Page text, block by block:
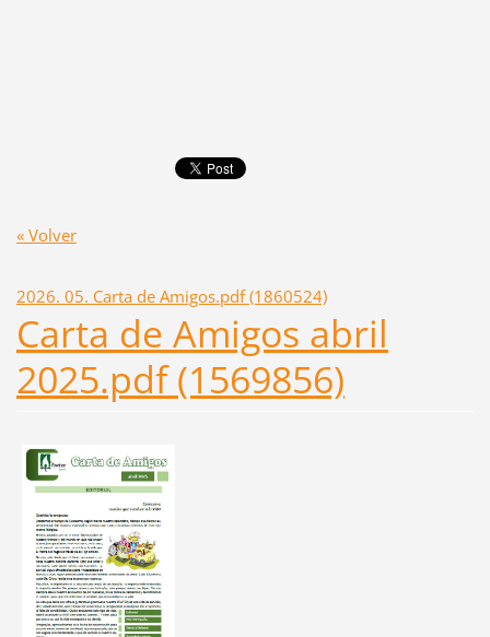
« Volver
2026. 05. Carta de Amigos.pdf (1860524)
Carta de Amigos abril
2025.pdf (1569856)